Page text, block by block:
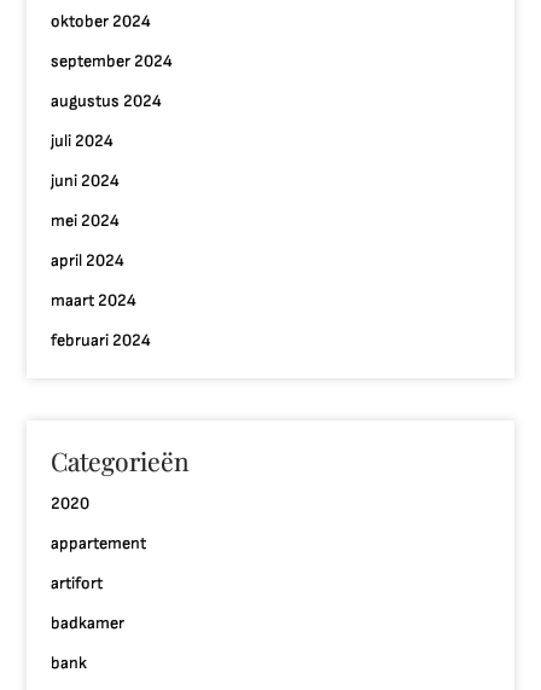
oktober 2024
september 2024
augustus 2024
juli 2024
juni 2024
mei 2024
april 2024
maart 2024
februari 2024
Categorieën
2020
appartement
artifort
badkamer
bank